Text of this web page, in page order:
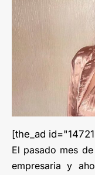
[the_ad
El pasado mes
empresaria y